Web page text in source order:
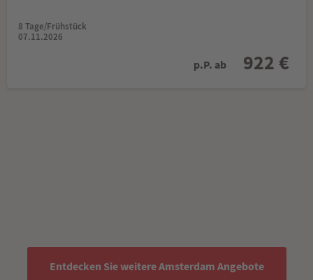
8 Tage/Frühstück
07.11.2026
p.P. ab 922 €
Entdecken Sie weitere Amsterdam Angebote